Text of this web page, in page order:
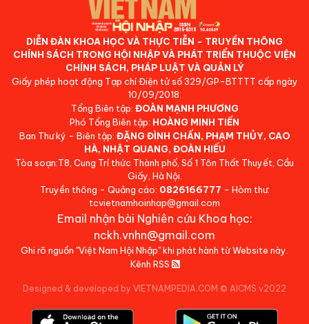
DIỄN ĐÀN KHOA HỌC VÀ THỰC TIỄN - TRUYỀN THÔNG
CHÍNH SÁCH TRONG HỘI NHẬP VÀ PHÁT TRIỂN THUỘC VIỆN
CHÍNH SÁCH, PHÁP LUẬT VÀ QUẢN LÝ
Giấy phép hoạt động Tạp chí Điện tử số 329/GP-BTTTT cấp ngày
10/09/2018.
Tổng Biên tập: ĐOÀN MẠNH PHƯƠNG
Phó Tổng Biên tập: HOÀNG MINH TIẾN
Ban Thư ký - Biên tập: ĐẶNG ĐÌNH CHẤN, PHẠM THỦY, CAO
HÀ, NHẬT QUANG, ĐOÀN HIẾU
Tòa soạn:T8, Cung Trí thức Thành phố, Số 1 Tôn Thất Thuyết, Cầu
Giấy, Hà Nội.
Truyền thông - Quảng cáo: 0826166777 - Hòm thư:
tcvietnamhoinhap@gmail.com
Email nhận bài Nghiên cứu Khoa học:
nckh.vnhn@gmail.com
Ghi rõ nguồn "Việt Nam Hội Nhập" khi phát hành từ Website này.
Kênh RSS
Designed & developed by VIETNAMPEDIA.COM © AICMS v2022